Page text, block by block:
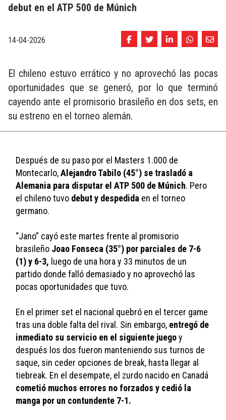
debut en el ATP 500 de Múnich
14-04-2026
El chileno estuvo errático y no aprovechó las pocas
oportunidades que se generó, por lo que terminó
cayendo ante el promisorio brasileño en dos sets, en
su estreno en el torneo alemán.
Después de su paso por el Masters 1.000 de
Montecarlo, Alejandro Tabilo (45°) se trasladó a
Alemania para disputar el ATP 500 de Múnich. Pero
el chileno tuvo debut y despedida en el torneo
germano.
“Jano” cayó este martes frente al promisorio
brasileño Joao Fonseca (35°) por parciales de 7-6
(1) y 6-3, luego de una hora y 33 minutos de un
partido donde falló demasiado y no aprovechó las
pocas oportunidades que tuvo.
En el primer set el nacional quebró en el tercer game
tras una doble falta del rival. Sin embargo, entregó de
inmediato su servicio en el siguiente juego y
después los dos fueron manteniendo sus turnos de
saque, sin ceder opciones de break, hasta llegar al
cometió muchos errores no forzados y cedió la
manga por un contundente 7-1.